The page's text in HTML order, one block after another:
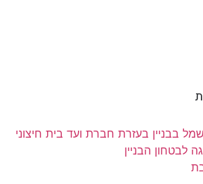
בבניין בעזרת חברת ועד בית חיצוני
לבטחון הבניין